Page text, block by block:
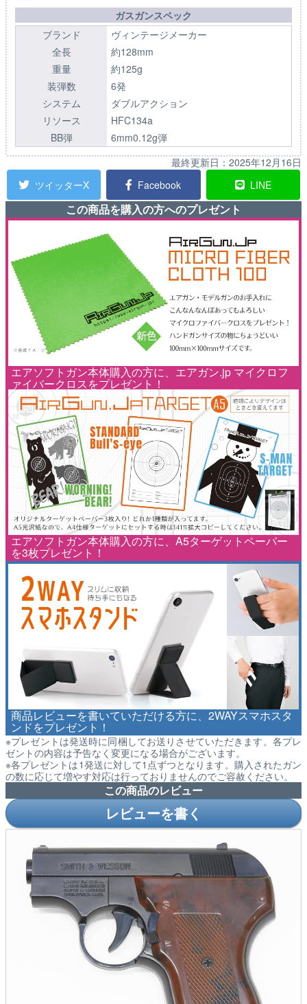
ガスガンスペック
ブランド
ヴィンテージメーカー
全長
約128mm
重量
約125g
装弾数
6発
システム
ダブルアクション
リソース
HFC134a
BB弾
6mm0.12g弾
最終更新日： 2025年12月16日
ツイッターX
Facebook LINE
この商品を購入の方へのプレゼント
エアソフトガン本体購入の方に、エアガン.jp マイクロフ
ァイバークロスをプレゼント！
エアソフトガン本体購入の方に、A5ターゲットペーパー
を3枚プレゼント！
商品レビューを書いていただける方に、2WAYスマホスタ
ンドをプレゼント！
※プレゼントは発送時に同梱してお送りさせていただきます。各プレ
ゼントの内容は予告なく変更になる場合がございます。
※各プレゼントは1発送に対して1点ずつとなります。購入されたガン
の数に応じて増やす対応は行っておりませんのでご容赦ください。
この商品のレビュー
レビューを書く